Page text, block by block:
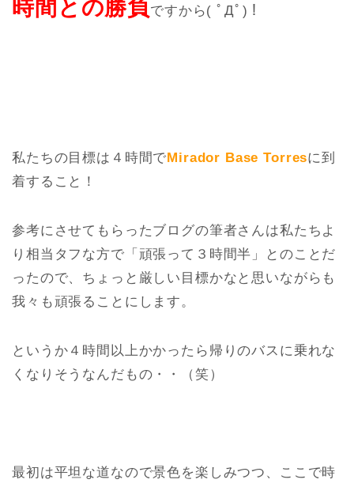
時間との勝負 ですから( ﾟДﾟ)！
私たちの目標は４時間でMirador Base Torresに到
着すること！
参考にさせてもらったブログの筆者さんは私たちよ
り相当タフな方で「頑張って３時間半」とのことだ
ったので、ちょっと厳しい目標かなと思いながらも
我々も頑張ることにします。
というか４時間以上かかったら帰りのバスに乗れな
くなりそうなんだもの・・（笑）
最初は平坦な道なので景色を楽しみつつ、ここで時